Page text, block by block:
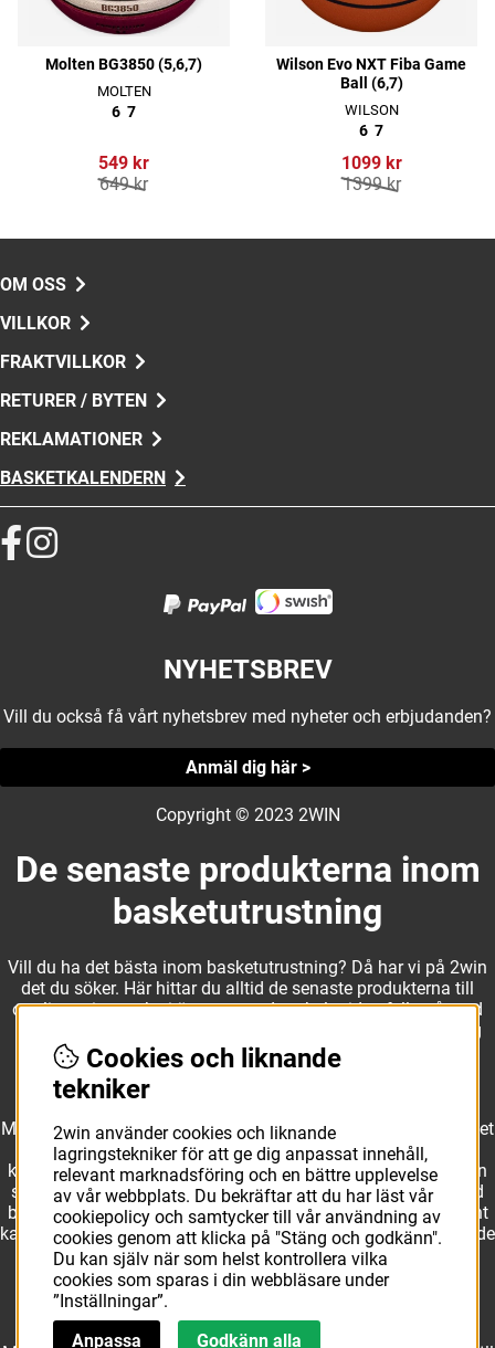
Molten BG3850 (5,6,7)
MOLTEN
6 7
549 kr
649 kr
Wilson Evo NXT Fiba Game
Ball (6,7)
WILSON
6 7
1099 kr
1399 kr
OM OSS
VILLKOR
FRAKTVILLKOR
RETURER / BYTEN
REKLAMATIONER
BASKETKALENDERN
NYHETSBREV
Vill du också få vårt nyhetsbrev med nyheter och erbjudanden?
Anmäl dig här >
Copyright © 2023 2WIN
De senaste produkterna inom
basketutrustning
Vill du ha det bästa inom basketutrustning? Då har vi på 2win
det du söker. Här hittar du alltid de senaste produkterna till
otroliga priser, och vi är noga med att hela tiden fylla på med
nyheter i webbshopen. Det gör oss till ett naturligt val för dig
som vill ha utrustning som överträffar alla andra märken.
Med ett av Sveriges största kläd- och skosortiment inom basket
kan vi erbjuda allt som du eller din klubb behöver. Välj ut
kvalitativa basketbollar och basketskor från välkända märken
som Molten, Nike, Adidas och Spalding och komplettera med
basketkläder från Jordan. I vårt breda och prisvärda sortiment
kan vi erbjuda matchkläder som ger maximal rörelsefrihet, både
på och utanför planen. Oavsett vad du behöver för
basketutrustning kan du vara säker på att hitta den här.
Cookies och liknande
tekniker
2win använder cookies och liknande
lagringstekniker för att ge dig anpassat innehåll,
relevant marknadsföring och en bättre upplevelse
av vår webbplats. Du bekräftar att du har läst vår
cookiepolicy och samtycker till vår användning av
cookies genom att klicka på "Stäng och godkänn".
Du kan själv när som helst kontrollera vilka
cookies som sparas i din webbläsare under
”Inställningar”.
Anpassa
Godkänn alla